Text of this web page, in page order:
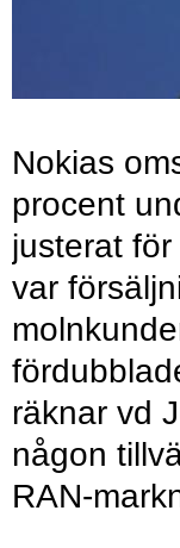
Nokias
procent
justerat
var
räknar vd
någon
RAN-